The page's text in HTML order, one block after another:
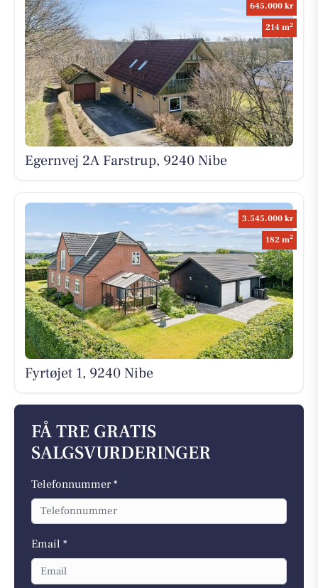
645.000 kr
214 m2
Egernvej 2A Farstrup, 9240 Nibe
3.545.000 kr
182 m2
Fyrtøjet 1, 9240 Nibe
FÅ TRE GRATIS
SALGSVURDERINGER
Telefonnummer *
Email *